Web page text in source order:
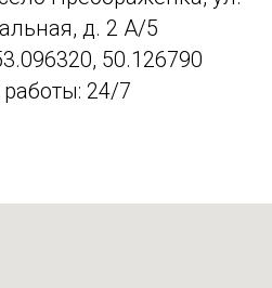
д. 2 А/5
50.126790
24/7